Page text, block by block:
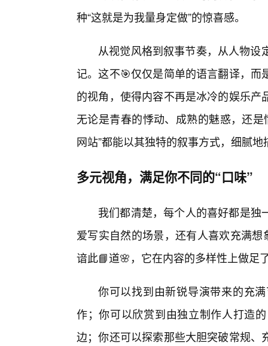
种“这就是为我量身定做”的惊喜感。
从视觉风格到叙事节奏，从人物
记。这不🎯仅仅是简单的语言翻译，
的视角，使得内容不再是冰冷的娱乐
无论是青春的悸动、成熟的魅惑，还
网站”都能以其独特的叙事方式，细腻
多元视角，满足你不同的“口味”
我们都清楚，每个人的喜好都是
爱写实自然的场景，还有人喜欢充满
谙此📘道🌸，它在内容的多样性上做足
你可以找到由新锐导演带来的充
作；你可以欣赏到由独立制作人打造
边；你还可以探索那些大胆突破常规